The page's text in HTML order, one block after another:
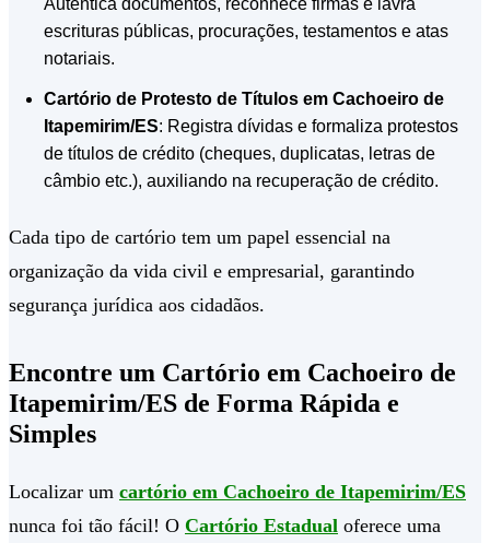
Autentica documentos, reconhece firmas e lavra
escrituras públicas, procurações, testamentos e atas
notariais.
Cartório de Protesto de Títulos em Cachoeiro de
Itapemirim/ES: Registra dívidas e formaliza protestos
de títulos de crédito (cheques, duplicatas, letras de
câmbio etc.), auxiliando na recuperação de crédito.
Cada tipo de cartório tem um papel essencial na
organização da vida civil e empresarial, garantindo
segurança jurídica aos cidadãos.
Encontre um Cartório em Cachoeiro de
Itapemirim/ES de Forma Rápida e
Simples
Localizar um cartório em Cachoeiro de Itapemirim/ES
nunca foi tão fácil! O Cartório Estadual oferece uma